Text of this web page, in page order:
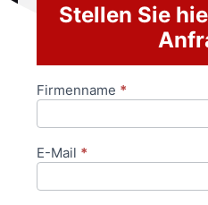
Stellen Sie
Anfrageformular
Firmenname *
E-Mail *